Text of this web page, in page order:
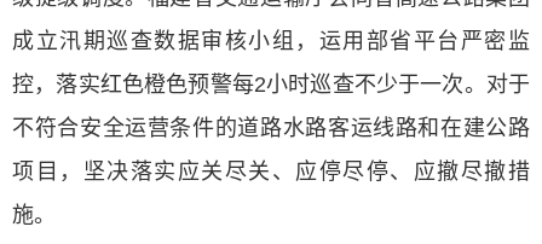
成立汛期巡查数据审核小组，运用部省平台严密监
控，落实红色橙色预警每2小时巡查不少于一次。对于
不符合安全运营条件的道路水路客运线路和在建公路
项目，坚决落实应关尽关、应停尽停、应撤尽撤措
施。